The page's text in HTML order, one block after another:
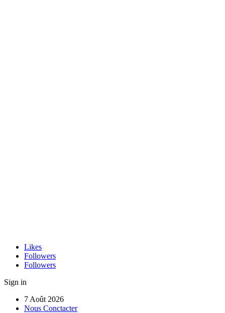
Likes
Followers
Followers
Sign in
7 Août 2026
Nous Conctacter